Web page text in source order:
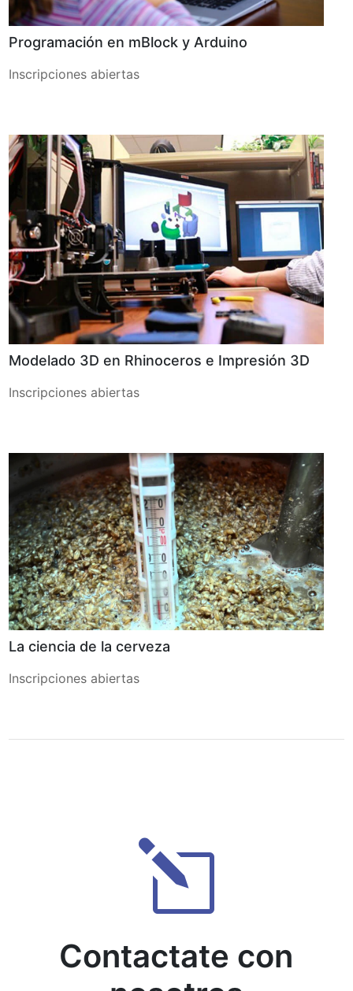
Programación en mBlock y Arduino
Inscripciones abiertas
Modelado 3D en Rhinoceros e Impresión 3D
Inscripciones abiertas
La ciencia de la cerveza
Inscripciones abiertas
l
Contactate con